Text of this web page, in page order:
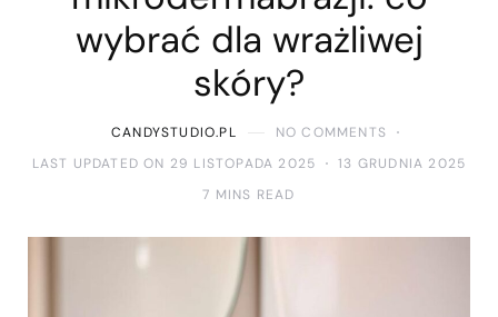
wybrać dla wrażliwej
skóry?
CANDYSTUDIO.PL
NO COMMENTS
LAST UPDATED ON 29 LISTOPADA 2025
13 GRUDNIA 2025
7 MINS READ